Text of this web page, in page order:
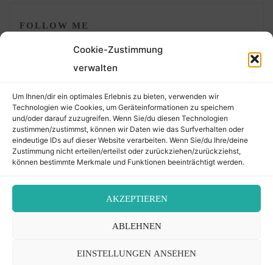
Cookie-Zustimmung
verwalten
Um Ihnen/dir ein optimales Erlebnis zu bieten, verwenden wir
Technologien wie Cookies, um Geräteinformationen zu speichern
und/oder darauf zuzugreifen. Wenn Sie/du diesen Technologien
zustimmen/zustimmst, können wir Daten wie das Surfverhalten oder
eindeutige IDs auf dieser Website verarbeiten. Wenn Sie/du Ihre/deine
Zustimmung nicht erteilen/erteilst oder zurückziehen/zurückziehst,
können bestimmte Merkmale und Funktionen beeinträchtigt werden.
AKZEPTIEREN
ABLEHNEN
EINSTELLUNGEN ANSEHEN
FOLLOW ME
©2026 Der Transkribierer
Kontakt / Impressum
Cookie-Richtlinie (EU)
Back
to